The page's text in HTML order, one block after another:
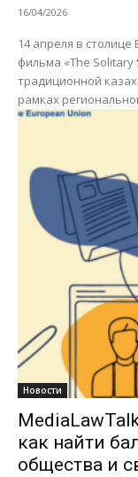
16/04/2026
14 апреля в столице
фильма «The Solitary
традиционной
рамках
Новости
как найти
общества и